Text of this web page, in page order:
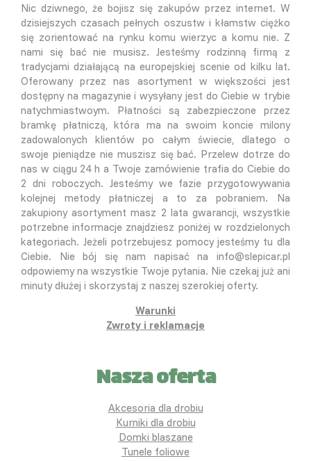
Nic dziwnego, że bojisz się zakupów przez internet. W
dzisiejszych czasach pełnych oszustw i kłamstw ciężko
się zorientować na rynku komu wierzyc a komu nie. Z
nami się bać nie musisz. Jesteśmy rodzinną firmą z
tradycjami działającą na europejskiej scenie od kilku lat.
Oferowany przez nas asortyment w większości jest
dostępny na magazynie i wysyłany jest do Ciebie w trybie
natychmiastwoym. Płatności są zabezpieczone przez
bramkę płatniczą, która ma na swoim koncie milony
zadowalonych klientów po całym świecie, dlatego o
swoje pieniądze nie muszisz się bać. Przelew dotrze do
nas w ciągu 24 h a Twoje zamówienie trafia do Ciebie do
2 dni roboczych. Jesteśmy we fazie przygotowywania
kolejnej metody płatniczej a to za pobraniem. Na
zakupiony asortyment masz 2 lata gwarancji, wszystkie
potrzebne informacje znajdziesz poniżej w rozdzielonych
kategoriach. Jeżeli potrzebujesz pomocy jesteśmy tu dla
Ciebie. Nie bój się nam napisać na info@slepicar.pl
odpowiemy na wszystkie Twoje pytania. Nie czekaj już ani
minuty dłużej i skorzystaj z naszej szerokiej oferty.
Warunki
Zwroty i reklamacje
Nasza oferta
Akcesoria dla drobiu
Kurniki dla drobiu
Domki blaszane
Tunele foliowe